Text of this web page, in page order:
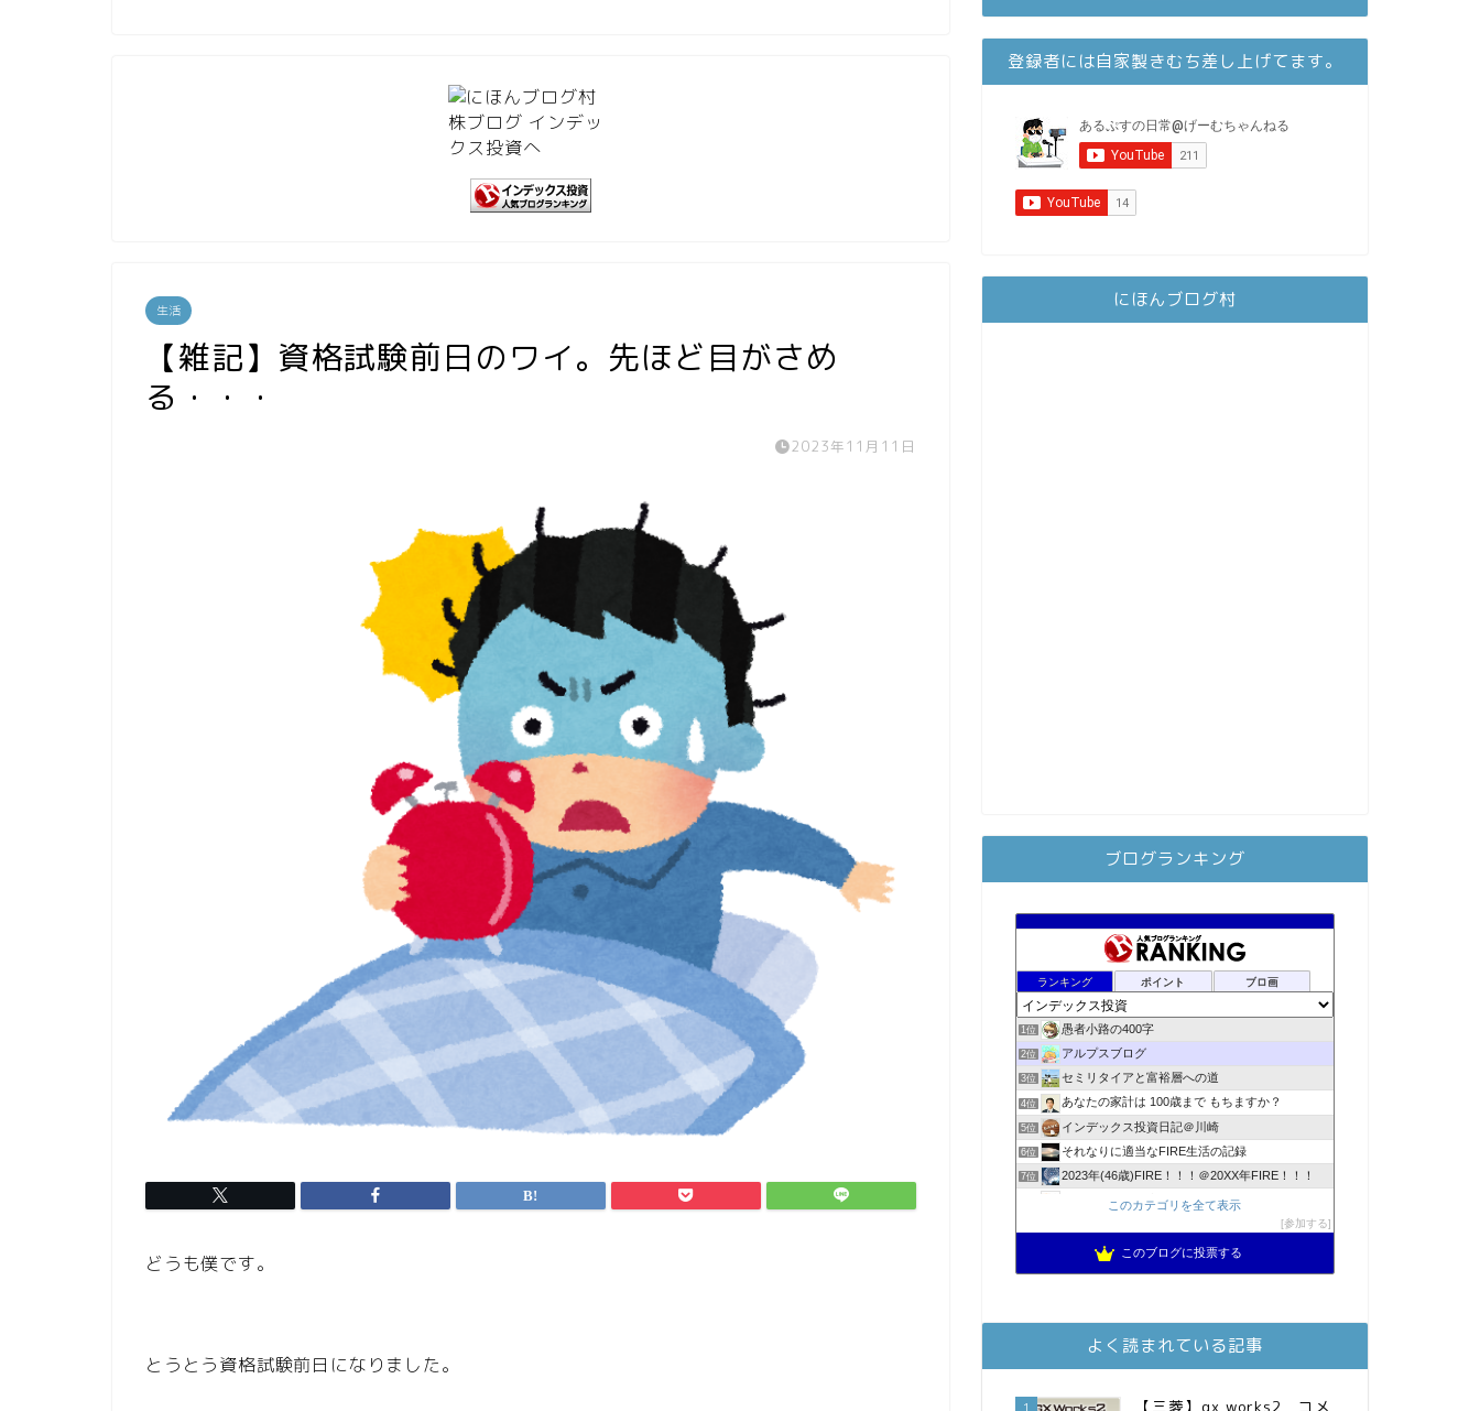
生活
【雑記】資格試験前日のワイ。先ほど目がさめ
る・・・
2023年11月11日
どうも僕です。
とうとう資格試験前日になりました。
登録者には自家製きむち差し上げてます。
にほんブログ村
ブログランキング
ランキング ポイント ブロ画
1位 愚者小路の400字
2位 アルプスブログ
3位 セミリタイアと富裕層への道
4位 あなたの家計は 100歳まで もちますか？
5位 インデックス投資日記＠川崎
6位 それなりに適当なFIRE生活の記録
7位 2023年(46歳)FIRE！！！＠20XX年FIRE！！！
降りてからの人生
スパコンSEが効率的投資で一家セミリタイアするブログ
3階建ての資産形成
11位 お金に困らない生活（インデックス投資ブログ）
13位 庶民的家族がインデックス投資でセミリタイア目指してみた
MBAのインデックス投資日記
15位 インデックス投資でも富裕層
このカテゴリを全て表示
参加する
このブログに投票する
よく読まれている記事
1
【三菱】gx works2 コメ